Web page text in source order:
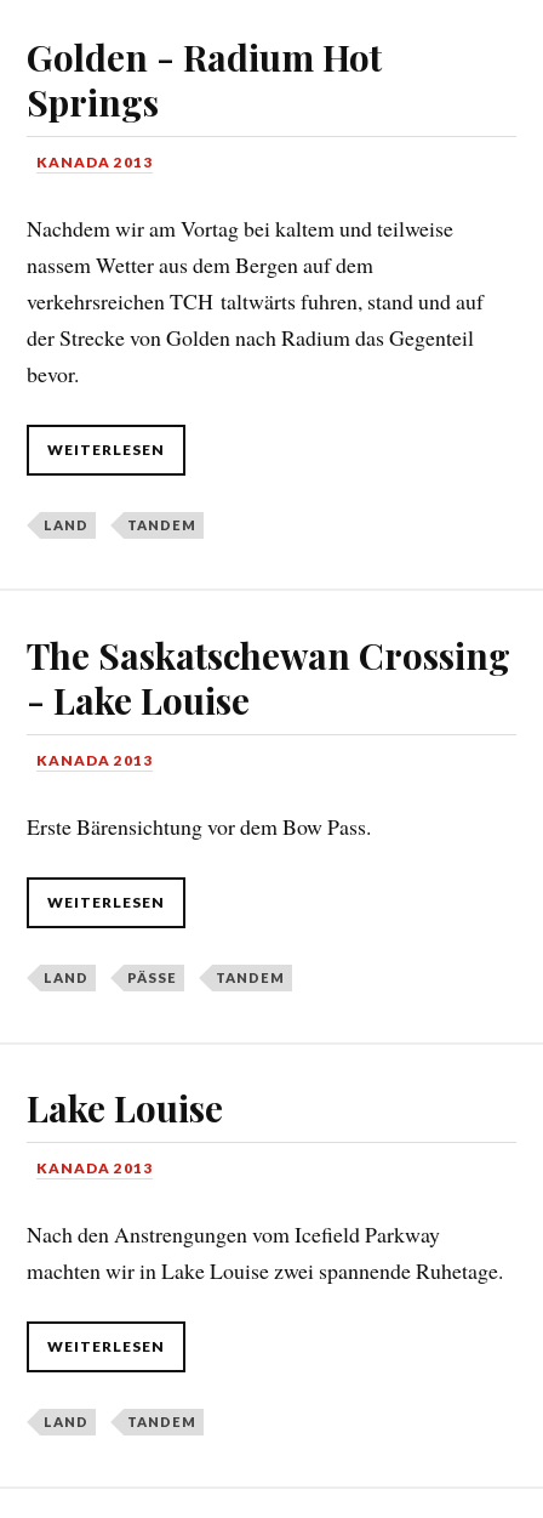
Golden - Radium Hot
Springs
KANADA 2013
Nachdem wir am Vortag bei kaltem und teilweise
nassem Wetter aus dem Bergen auf dem
verkehrsreichen TCH taltwärts fuhren, stand und auf
der Strecke von Golden nach Radium das Gegenteil
bevor.
WEITERLESEN
LAND TANDEM
The Saskatschewan Crossing
- Lake Louise
KANADA 2013
Erste Bärensichtung vor dem Bow Pass.
WEITERLESEN
LAND PÄSSE TANDEM
Lake Louise
KANADA 2013
Nach den Anstrengungen vom Icefield Parkway
machten wir in Lake Louise zwei spannende Ruhetage.
WEITERLESEN
LAND TANDEM